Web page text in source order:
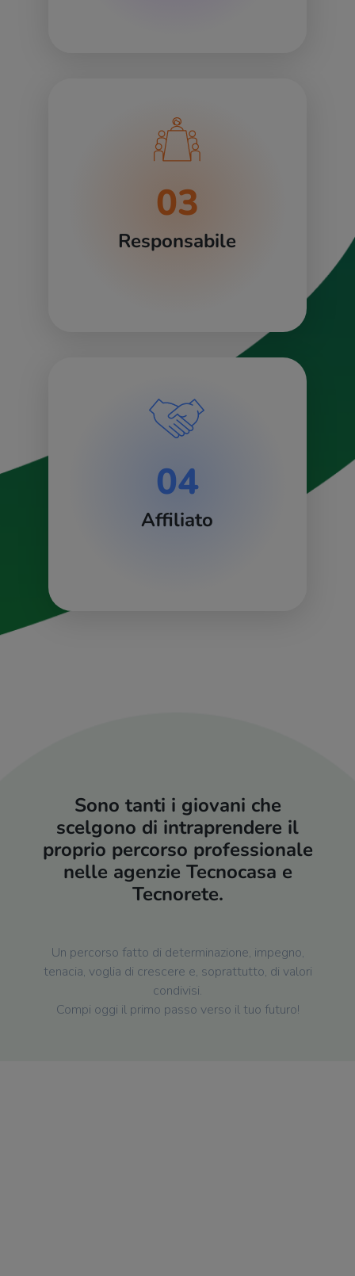
03
Responsabile
04
Affiliato
Sono tanti i giovani che
scelgono di intraprendere il
proprio percorso professionale
nelle agenzie Tecnocasa e
Tecnorete.
Un percorso fatto di determinazione, impegno,
tenacia, voglia di crescere e, soprattutto, di valori
condivisi.
Compi oggi il primo passo verso il tuo futuro!